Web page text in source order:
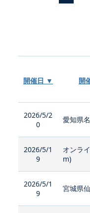
開催日 ▼ 開
2026/5/2
0
愛知県
2026/5/1
9
オンラ
m)
2026/5/1
9
宮城県